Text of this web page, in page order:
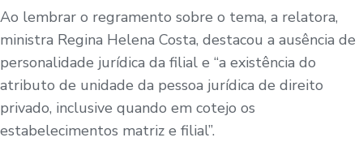
Ao lembrar o regramento sobre o tema, a relatora,
ministra Regina Helena Costa, destacou a ausência de
personalidade jurídica da filial e “a existência do
atributo de unidade da pessoa jurídica de direito
privado, inclusive quando em cotejo os
estabelecimentos matriz e filial”.